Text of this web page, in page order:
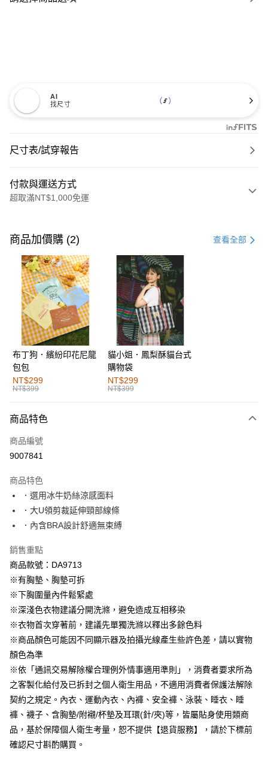
AI
找尺寸
尺寸表/試穿報告
付款與運送方式
超取滿NT$1,000免運
信用卡一次付款
購物金
超商取貨付款
LINE Pay
街口支付
運送方式
全家取貨付款
每筆NT$60，滿NT$1,000(含以上)免運費
付款後全家取貨
萊爾富取貨付款
付款後萊爾富取貨
每筆NT$60，滿NT$1,000(含以上)免運費
7-11取貨付款
每筆NT$60，滿NT$1,000(含以上)免運費
付款後7-11取貨
每筆NT$60，滿NT$1,000(含以上)免運費
宅配
每筆NT$120，滿NT$1,000(含以上)免運費
付款後門市自取
每筆NT$60，滿NT$1,000(含以上)免運費
海外配送-港/澳/新/馬/泰國專屬 查看運費
海外配送-其他亞洲地區 查看運費
海外配送-歐美地區 查看運費
商品加價購 (2) 查看全部
布丁狗．繽紛印花尼龍
包包
NT$299
NT$399
貓小姐．鳳梨酥貓台式
購物袋
NT$299
NT$399
商品特色
商品編號
9007841
商品特色
．選用冰牛奶絲涼感面料
．大U領剪裁延伸頸部線條
．內含BRA設計舒適無束縛
銷售重點
商品款號：DA9713
※有胸墊、胸墊可拆
※下胸圍量內件鬆緊處
※深淺色衣物建議分開洗滌，避免造成互相移染
※衣物首次穿著前，建議先單獨洗滌以釋出多餘色料
※商品顏色可能因不同顯示器及拍攝光線產生些許色差，請以實物
顏色為準
※依「通訊交易解除權合理例外情事適用準則」，消費者要求所為
之客製化給付及已拆封之個人衛生用品，不適用消費者保護法解除
契約之規定。內衣、運動內衣、內褲、安全褲、泳裝、睡衣、睡
褲、襪子、含胸墊/附襯/杯墊及耳環(針/夾)等，皆屬貼身使用類商
品，基於保障個人衛生考量，恕不提供【退貨服務】，請於下標前
確認尺寸斟酌購買。